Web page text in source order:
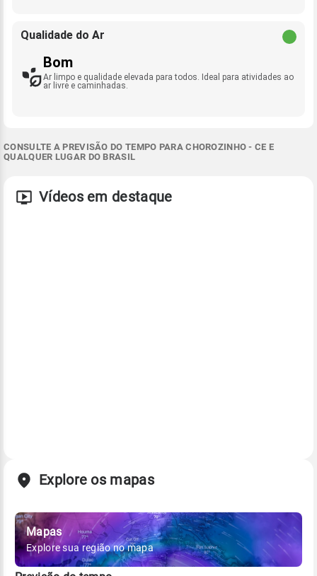
Qualidade do Ar
Bom
Ar limpo e qualidade elevada para todos. Ideal para atividades ao
ar livre e caminhadas.
CONSULTE A PREVISÃO DO TEMPO PARA CHOROZINHO - CE E
QUALQUER LUGAR DO BRASIL
Vídeos em destaque
Explore os mapas
Mapas
Explore sua região no mapa